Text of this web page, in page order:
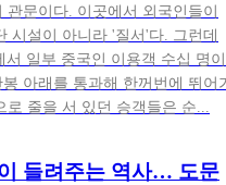
문이다. 이곳에서 외국인들이
시설이 아니라 '질서'다. 그런데
일부 중국인 이용객 수십 명이
아래를 통과해 한꺼번에 뛰어
로 줄을 서 있던 승객들은 순...
들려주는 역사… 도문